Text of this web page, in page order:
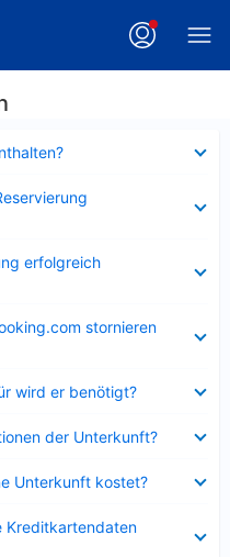
erfolgreich
stornieren
wird er benötigt?
der Unterkunft?
Unterkunft kostet?
Kreditkartendaten